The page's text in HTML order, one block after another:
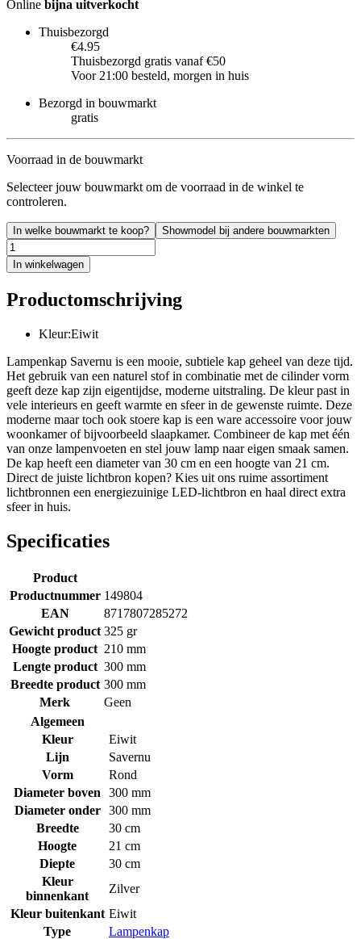
Online bijna uitverkocht
Thuisbezorgd
€4.95
Thuisbezorgd gratis vanaf €50
Voor 21:00 besteld, morgen in huis
Bezorgd in bouwmarkt
gratis
Voorraad in de bouwmarkt
Selecteer jouw bouwmarkt om de voorraad in de winkel te
controleren.
In welke bouwmarkt te koop? Showmodel bij andere bouwmarkten
In winkelwagen
Productomschrijving
Kleur:Eiwit
Lampenkap Savernu is een mooie, subtiele kap geheel van deze tijd.
Het gebruik van een naturel stof in combinatie met de cilinder vorm
geeft deze kap zijn eigentijdse, moderne uitstraling. De kleur past in
vele interieurs en geeft warmte en sfeer in de gewenste ruimte. Deze
moderne maar toch ook stoere kap is een ware accessoire voor jouw
woonkamer of bijvoorbeeld slaapkamer. Combineer de kap met één
van onze lampenvoeten en stel jouw lamp naar eigen smaak samen.
De kap heeft een diameter van 30 cm en een hoogte van 21 cm.
Direct de juiste lichtbron kopen? Kies uit ons ruime assortiment
lichtbronnen een energiezuinige LED-lichtbron en haal direct extra
sfeer in huis.
Specificaties
Product
Productnummer 149804
EAN
8717807285272
Gewicht product 325 gr
Hoogte product 210 mm
Lengte product 300 mm
Breedte product 300 mm
Merk
Geen
Algemeen
Kleur
Eiwit
Lijn
Savernu
Vorm
Rond
Diameter boven
300 mm
Diameter onder
300 mm
Breedte
30 cm
Hoogte
21 cm
Diepte
30 cm
Kleur
binnenkant
Zilver
Kleur buitenkant Eiwit
Type
Lampenkap